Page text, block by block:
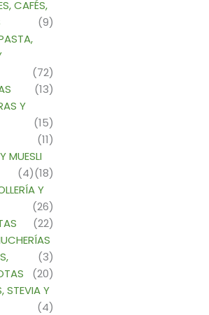
CAFÉS,
(9)
(72)
(13)
Y
(15)
(11)
MUESLI
(18)
(4)
Y
(26)
(22)
(3)
(20)
STEVIA Y
(4)